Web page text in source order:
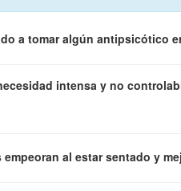
a tomar algún antipsicótico
intensa y no
al estar sentado y